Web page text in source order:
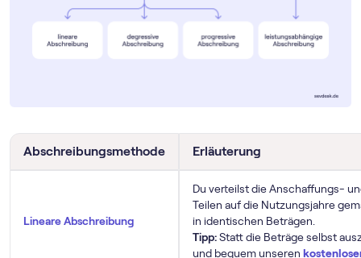
Abschreibungsmethode Erläuterung
Lineare Abschreibung
Du verteilst die Anschaffungs-
Teilen auf die Nutzungsjahre
in identischen Beträgen.
Tipp:Statt die Beträge selbst
und bequem unseren